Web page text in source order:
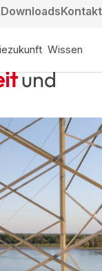
Wissen
DownloadsKontakt
und